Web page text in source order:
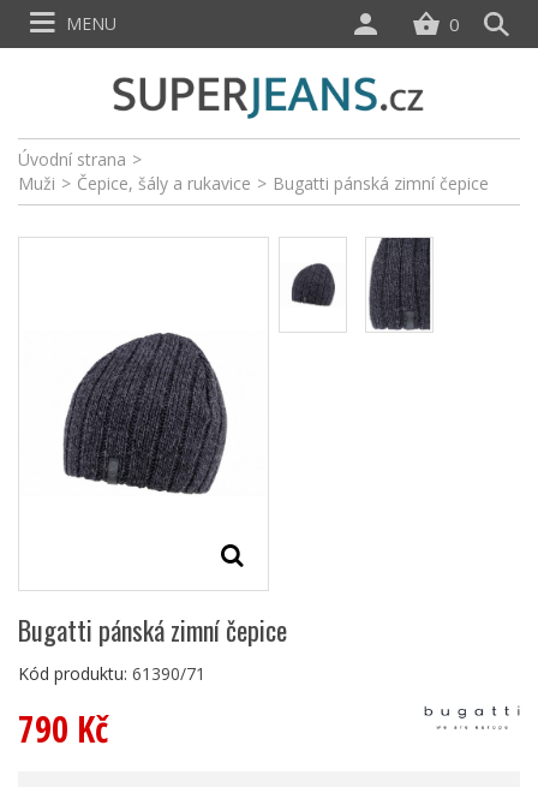
Úvodní strana >
Muži > Čepice, šály a rukavice > Bugatti pánská zimní čepice
Bugatti pánská zimní čepice
Kód produktu: 61390/71
790 Kč
0
MENU